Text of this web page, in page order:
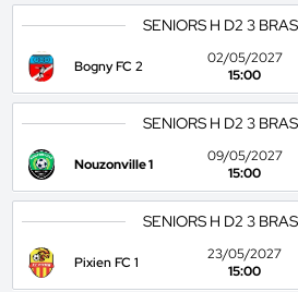
SENIORS H D2 3
Bogny FC 2
02/05/2027
15:00
SENIORS H D2 3
Nouzonville 1
09/05/2027
15:00
SENIORS H D2 3
Pixien FC 1
23/05/2027
15:00